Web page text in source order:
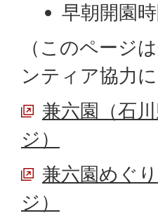
早朝開園
（このページ
ンティア協力
兼六園（石
ジ）
兼六園めぐ
ジ）